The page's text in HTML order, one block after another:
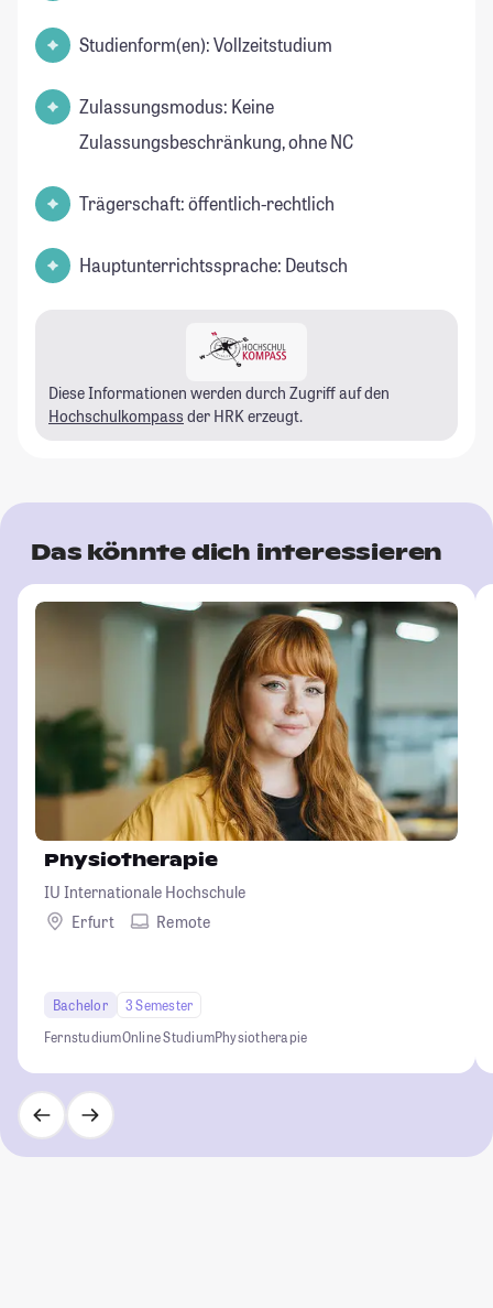
Studienform(en): Vollzeitstudium
Zulassungsmodus: Keine
Zulassungsbeschränkung, ohne NC
Trägerschaft: öffentlich-rechtlich
Hauptunterrichtssprache: Deutsch
Diese Informationen werden durch Zugriff auf den
Hochschulkompass der HRK erzeugt.
Das könnte dich interessieren
Physiotherapie
IU Internationale Hochschule
Erfurt
Remote
Bachelor
3 Semester
FernstudiumOnline StudiumPhysiotherapie